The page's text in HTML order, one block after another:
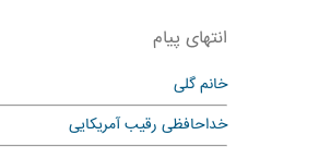
انتهای پیام
خانم گلی
خداحافظی رقیب آمریکایی